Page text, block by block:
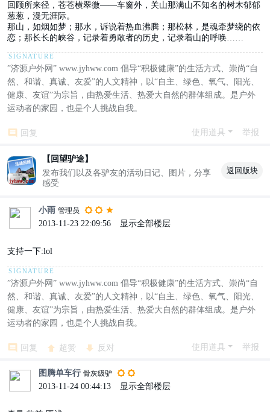
回顾所来径，苍苍横翠微——车窗外，关山那满山不知名的树木郁郁
葱葱，漫无涯际。
那山，如烟如梦；那水，诉说着热血沸腾；那松林，是魂牵梦绕的依
恋；那长长的峡谷，记录着勇敢者的历史，记录着山的呼唤……
”济源户外网” www.jyhww.com 倡导“积极健康”的生活方式、崇尚“自
然、和谐、真诚、友爱”的人文精神，以“自主、绿色、氧气、阳光、
健康、友谊”为宗旨，由热爱生活、热爱大自然的群体组成。是户外
运动者的家园，也是个人挑战自我。
回复 使用道具 举报
【回望驴途】
发布我们以及各驴友的活动日记、图片，分享
感受
返回版块
小雨 管理员
2013-11-23 22:09:56 显示全部楼层
支持一下:lol
”济源户外网” www.jyhww.com 倡导“积极健康”的生活方式、崇尚“自
然、和谐、真诚、友爱”的人文精神，以“自主、绿色、氧气、阳光、
健康、友谊”为宗旨，由热爱生活、热爱大自然的群体组成。是户外
运动者的家园，也是个人挑战自我。
回复 超赞 反对 使用道具 举报
图腾单车行 骨灰级驴
2013-11-24 00:44:13 显示全部楼层